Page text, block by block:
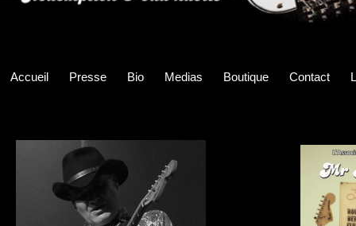
Accueil Presse Bio Medias Boutique Contact